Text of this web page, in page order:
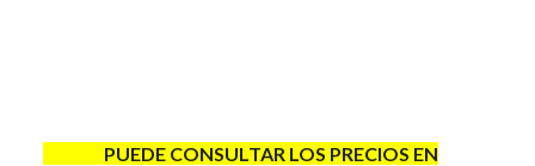
PUEDE CONSULTAR LOS PRECIOS EN